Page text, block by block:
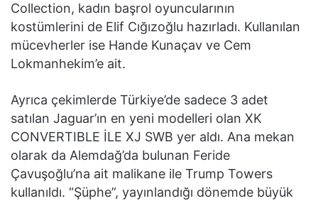
Collection, kadın başrol oyuncularının
kostümlerini de Elif Cığızoğlu hazırladı. Kullanılan
mücevherler ise Hande Kunaçav ve Cem
Lokmanhekim’e ait.
Ayrıca çekimlerde Türkiye’de sadece 3 adet
satılan Jaguar’ın en yeni modelleri olan XK
CONVERTIBLE İLE XJ SWB yer aldı. Ana mekan
olarak da Alemdağ’da bulunan Feride
Çavuşoğlu’na ait malikane ile Trump Towers
kullanıldı. “Şüphe”, yayınlandığı dönemde büyük